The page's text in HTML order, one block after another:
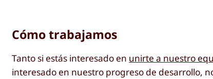
Cómo trabajamos
Tanto si estás interesado en unirte a nuestro
interesado en nuestro progreso de desarrollo,